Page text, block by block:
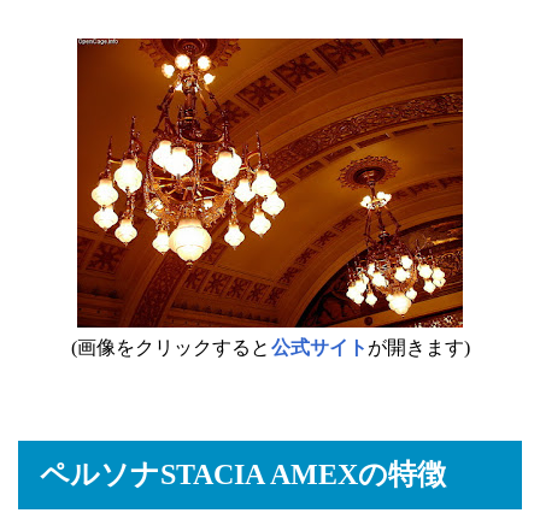
(画像をクリックすると 公式サイト が開きます)
ペルソナSTACIA AMEXの特徴